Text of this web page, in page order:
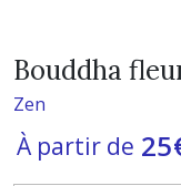
Bouddha
Zen
À partir de 25